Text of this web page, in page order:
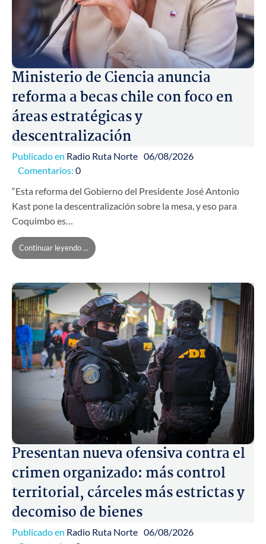
Ministerio de Ciencia anuncia
reforma a becas chile con foco en
áreas estratégicas y
descentralización
Publicado en Radio Ruta Norte 06/08/2026
Comentarios: 0
“Esta reforma del Gobierno del Presidente José Antonio
Kast pone la descentralización sobre la mesa, y eso para
Coquimbo es…
Continuar leyendo ...
Presentan nueva ofensiva contra el
crimen organizado: más control
territorial, cárceles más estrictas y
decomiso de bienes
Publicado en Radio Ruta Norte 06/08/2026